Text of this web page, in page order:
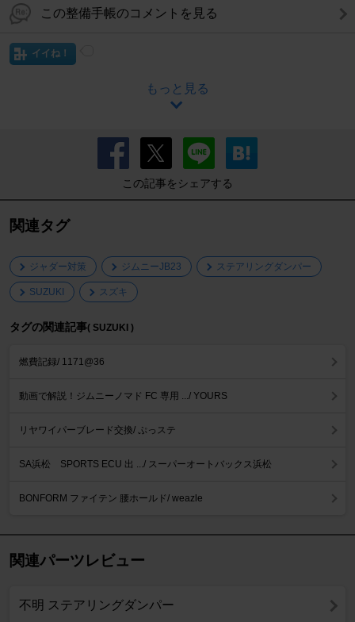
この整備手帳のコメントを見る
イイね！
もっと見る
この記事をシェアする
関連タグ
ジャダー対策 ジムニーJB23 ステアリングダンパー
SUZUKI スズキ
タグの関連記事( SUZUKI )
燃費記録/ 1171@36
動画で解説！ジムニーノマド FC 専用 .../ YOURS
リヤワイパーブレード交換/ ぷっステ
SA浜松 SPORTS ECU 出 .../ スーパーオートバックス浜松
BONFORM ファイテン 腰ホールド/ weazle
関連パーツレビュー
不明 ステアリングダンパー